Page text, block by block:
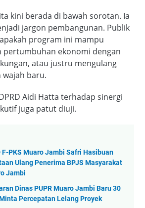
kini berada di bawah sorotan. Ia
jargon pembangunan. Publik
program ini mampu
pertumbuhan ekonomi dengan
atau justru mengulang
wajah baru.
Aidi Hatta terhadap sinergi
juga patut diuji.
F-PKS Muaro Jambi Safri Hasibuan
Ulang Penerima BPJS Masyarakat
Jambi
Dinas PUPR Muaro Jambi Baru 30
Percepatan Lelang Proyek